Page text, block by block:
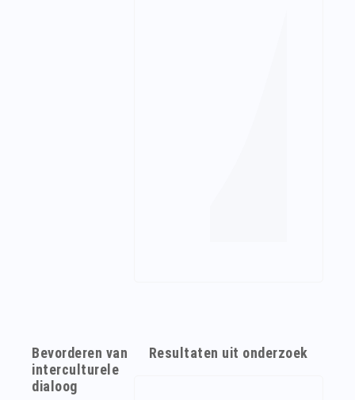
Bevorderen van
interculturele
dialoog
Resultaten uit onderzoek